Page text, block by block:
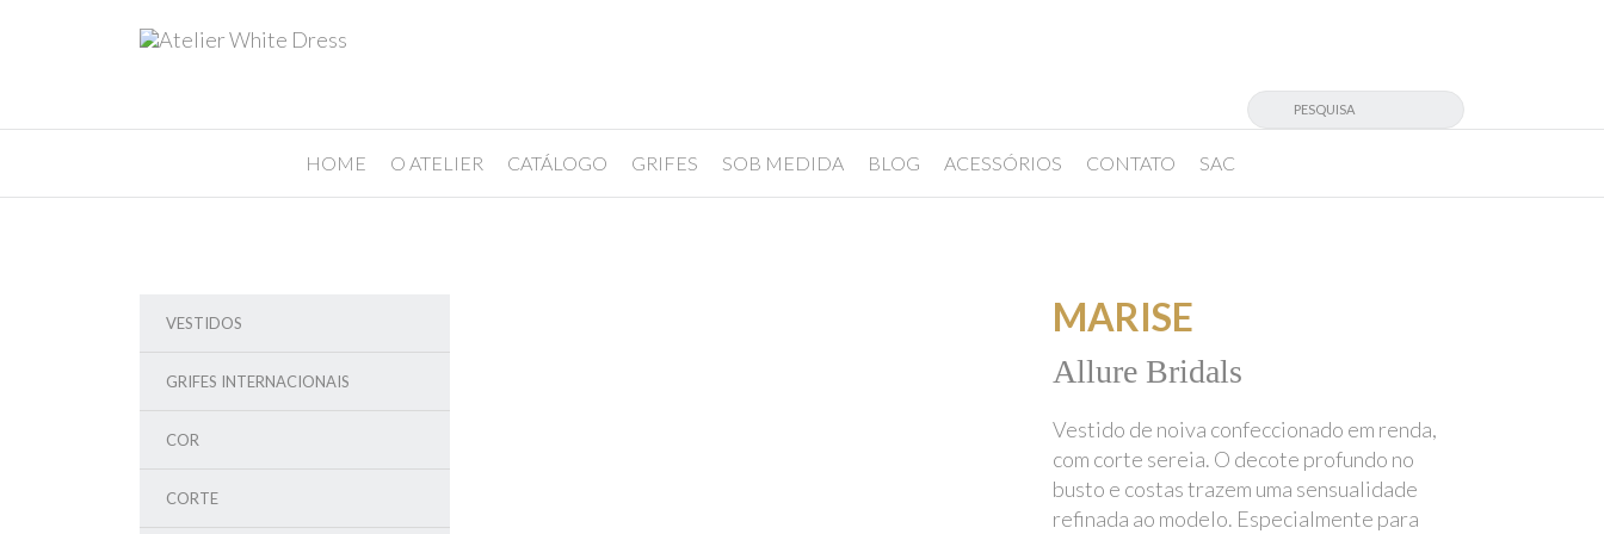
HOME O ATELIER CATÁLOGO GRIFES SOB MEDIDA BLOG ACESSÓRIOS CONTATO SAC
VESTIDOS
GRIFES INTERNACIONAIS
COR
CORTE
MARISE
Allure Bridals
Vestido de noiva confeccionado em renda,
com corte sereia. O decote profundo no
busto e costas trazem uma sensualidade
refinada ao modelo. Especialmente para